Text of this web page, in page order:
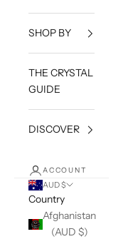
SHOP BY
THE CRYSTAL
GUIDE
DISCOVER
ACCOUNT
AUD $
Country
Afghanistan
(AUD $)